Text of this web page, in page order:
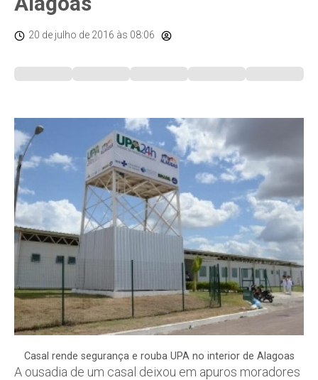
20 de julho de 2016 às 08:06
Casal rende segurança e rouba UPA no interior de Alagoas
A ousadia de um casal deixou em apuros moradores